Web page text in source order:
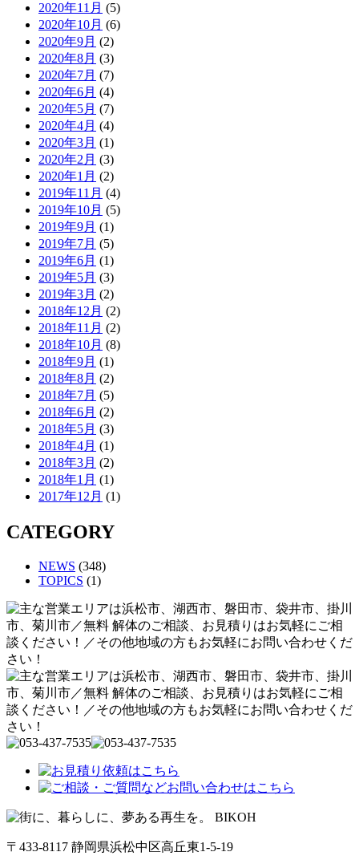
2020年11月 (5)
2020年10月 (6)
2020年9月 (2)
2020年8月 (3)
2020年7月 (7)
2020年6月 (4)
2020年5月 (7)
2020年4月 (4)
2020年3月 (1)
2020年2月 (3)
2020年1月 (2)
2019年11月 (4)
2019年10月 (5)
2019年9月 (1)
2019年7月 (5)
2019年6月 (1)
2019年5月 (3)
2019年3月 (2)
2018年12月 (2)
2018年11月 (2)
2018年10月 (8)
2018年9月 (1)
2018年8月 (2)
2018年7月 (5)
2018年6月 (2)
2018年5月 (3)
2018年4月 (1)
2018年3月 (2)
2018年1月 (1)
2017年12月 (1)
CATEGORY
NEWS (348)
TOPICS (1)
〒433-8117 静岡県浜松中区高丘東1-5-19